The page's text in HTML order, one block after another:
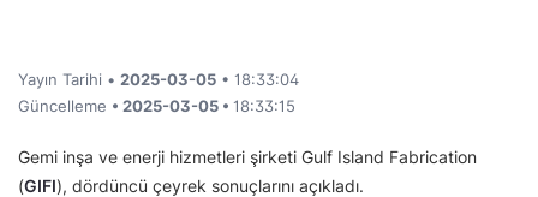
Yayın Tarihi • 2025-03-05 • 18:33:04
Güncelleme • 2025-03-05 • 18:33:15
Gemi inşa ve enerji hizmetleri şirketi Gulf Island Fabrication
(GIFI), dördüncü çeyrek sonuçlarını açıkladı.